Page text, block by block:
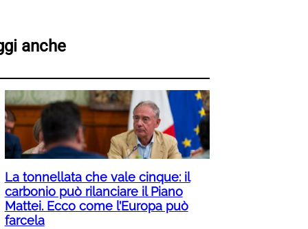
anche
La tonnellata che vale cinque: il
carbonio può rilanciare il Piano
Mattei. Ecco come l’Europa può
farcela